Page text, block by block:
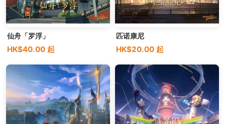
仙舟「罗浮」
HK$40.00 起
匹诺康尼
HK$20.00 起